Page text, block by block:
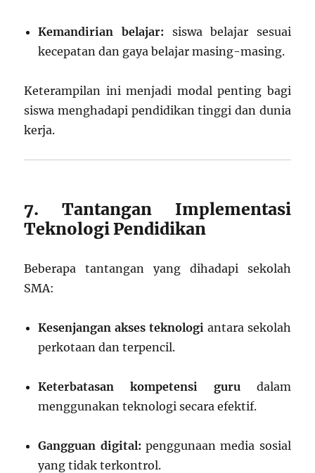
Kemandirian belajar: siswa belajar sesuai
kecepatan dan gaya belajar masing-masing.
Keterampilan ini menjadi modal penting bagi
siswa menghadapi pendidikan tinggi dan dunia
kerja.
7. Tantangan Implementasi
Teknologi Pendidikan
Beberapa tantangan yang dihadapi sekolah
SMA:
Kesenjangan akses teknologi antara sekolah
perkotaan dan terpencil.
Keterbatasan kompetensi gurudalam
menggunakan teknologi secara efektif.
Gangguan digital: penggunaan media sosial
yang tidak terkontrol.